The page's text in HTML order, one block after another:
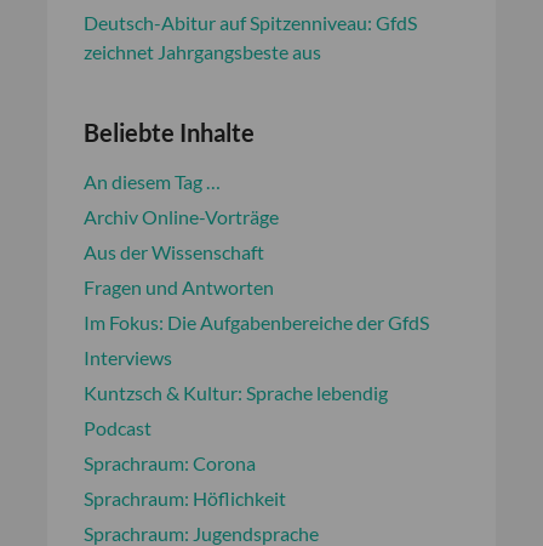
Deutsch-Abitur auf Spitzenniveau: GfdS
zeichnet Jahrgangsbeste aus
Beliebte Inhalte
An diesem Tag …
Archiv Online-Vorträge
Aus der Wissenschaft
Fragen und Antworten
Im Fokus: Die Aufgabenbereiche der GfdS
Interviews
Kuntzsch & Kultur: Sprache lebendig
Podcast
Sprachraum: Corona
Sprachraum: Höflichkeit
Sprachraum: Jugendsprache